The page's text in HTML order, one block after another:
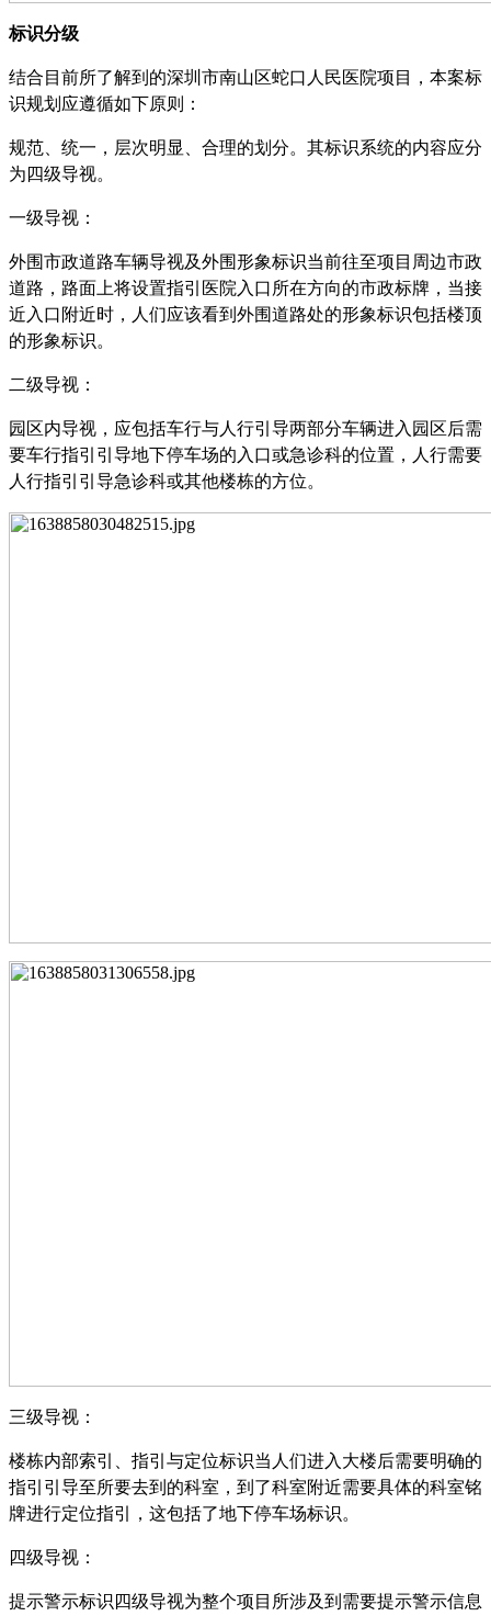
标识分级
结合目前所了解到的深圳市南山区蛇口人民医院项目，本案标
识规划应遵循如下原则：
规范、统一，层次明显、合理的划分。其标识系统的内容应分
为四级导视。
一级导视：
外围市政道路车辆导视及外围形象标识当前往至项目周边市政
道路，路面上将设置指引医院入口所在方向的市政标牌，当接
近入口附近时，人们应该看到外围道路处的形象标识包括楼顶
的形象标识。
二级导视：
园区内导视，应包括车行与人行引导两部分车辆进入园区后需
要车行指引引导地下停车场的入口或急诊科的位置，人行需要
人行指引引导急诊科或其他楼栋的方位。
三级导视：
楼栋内部索引、指引与定位标识当人们进入大楼后需要明确的
指引引导至所要去到的科室，到了科室附近需要具体的科室铭
牌进行定位指引，这包括了地下停车场标识。
四级导视：
提示警示标识四级导视为整个项目所涉及到需要提示警示信息